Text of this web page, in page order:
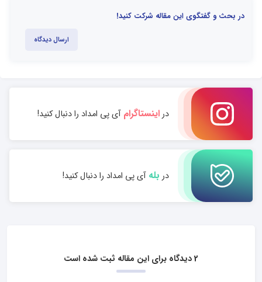
در بحث و گفتگوی این مقاله شرکت کنید!
ارسال دیدگاه
دراینستاگرامآی پی امداد را دنبال کنید!
در بلهآی پی امداد را دنبال کنید!
2 دیدگاه برای این مقاله ثبت شده است